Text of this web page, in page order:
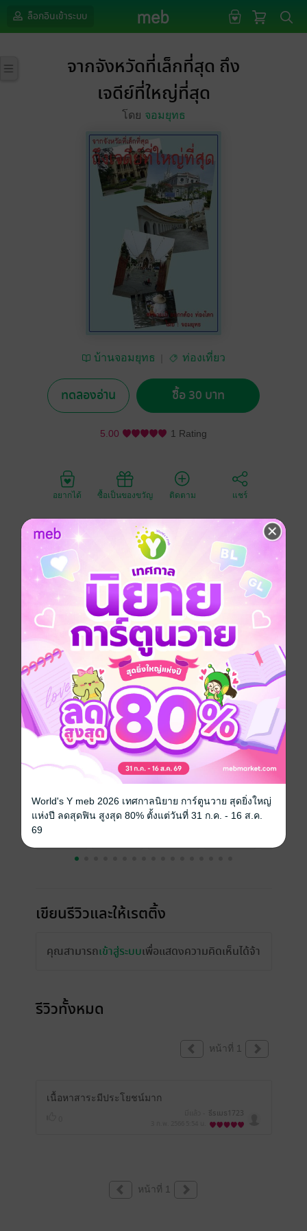
ล็อกอินเข้าระบบ
จากจังหวัดที่เล็กที่สุด ถึง
เจดีย์ที่ใหญ่ที่สุด
โดย จอมยุทธ
บ้านจอมยุทธ ท่องเที่ยว
ทดลองอ่าน ซื้อ 30 บาท
5.00 1 Rating
อยากได้ ซื้อเป็นของขวัญ ติดตาม แชร์
ถึงอัมพวา แต่ไม่เห็นหิ่งห้อยสักตัว ทั้งที่นอนอยู่ใต้ต้นลำพู
ถึงค่ายบางกุ้ง แต่ไม่ถึงวัดบางกุ้งทั้งที่อยู่ห่างกันแค่ข้ามฝั่ง
ถนน สายฝนโปรยปรายที่อัมพวา ตลาดน้ำมากมายป้าย
เป็นดอกเห็ด องค์พระปฐมเจดีย์บูรณะยังไม่เสร็จ รองเท้า
ชำรุด ขาดๆ เกินๆ เพลิดเพลินเจริญใจ
ประเภทไฟล์
วันที่วางขาย 08 พฤศจิกายน 2557
ความยาว 168 หน้า
ราคาปก 50 บาท (ประหยัด 40%)
เรื่องที่คุณน่าจะสนใจ
เขียนรีวิวและให้เรตติ้ง
คุณสามารถเข้าสู่ระบบเพื่อแสดงความคิดเห็นได้จ้า
รีวิวทั้งหมด
หน้าที่ 1
เนื้อหาสาระมีประโยชน์มาก
ธีรเมธ1723
หน้าที่ 1
World's Y meb 2026 เทศกาลนิยาย การ์ตูนวาย สุดยิ่งใหญ่
แห่งปี ลดสุดฟิน สูงสุด 80% ตั้งแต่วันที่ 31 ก.ค. - 16 ส.ค.
69